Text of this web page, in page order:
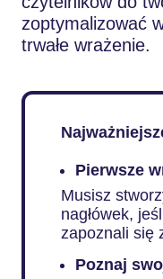
zoptymalizować
trwałe wrażenie.
Pierwsze
Musisz
nagłówek,
zapoznali się
Poznaj